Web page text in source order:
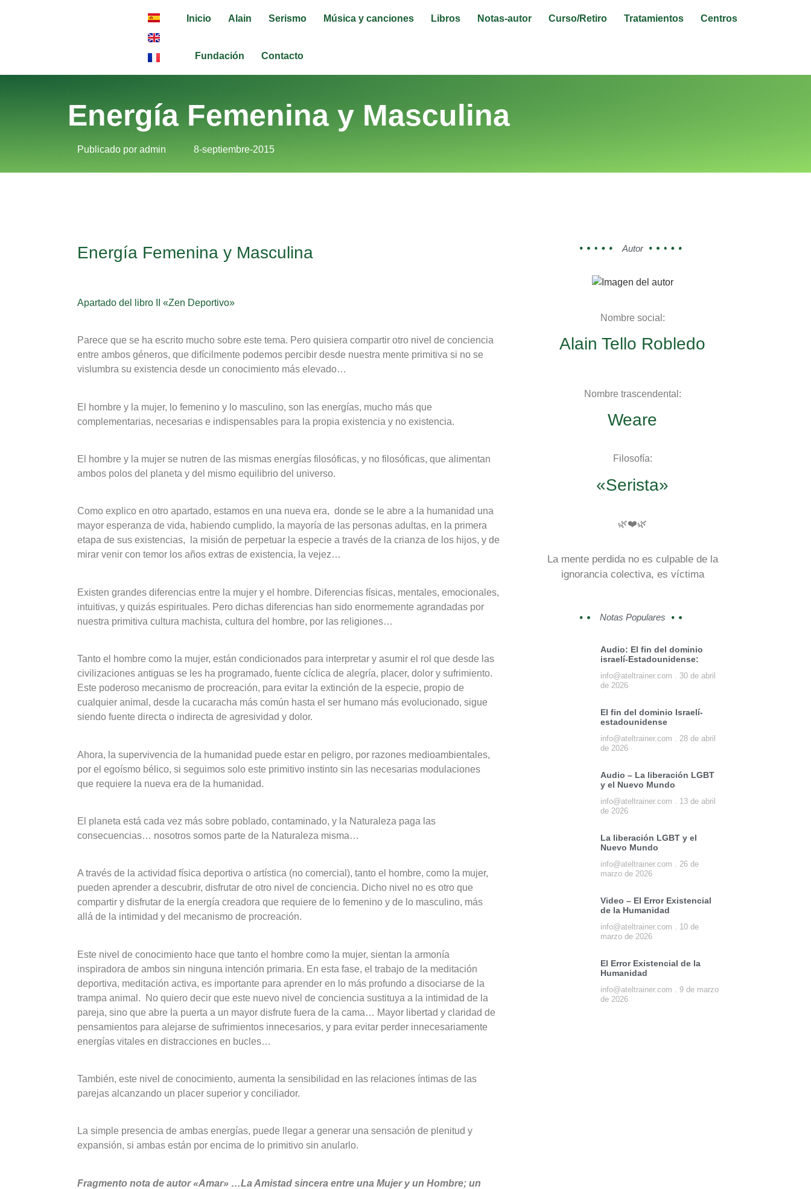
Inicio Alain Serismo Música y canciones Libros Notas-autor Curso/Retiro Tratamientos Centros
Fundación Contacto
Energía Femenina y Masculina
Publicado por admin 8-septiembre-2015
Energía Femenina y Masculina
Apartado del libro II «Zen Deportivo»
Parece que se ha escrito mucho sobre este tema. Pero quisiera compartir otro nivel de conciencia
entre ambos géneros, que difícilmente podemos percibir desde nuestra mente primitiva si no se
vislumbra su existencia desde un conocimiento más elevado…
El hombre y la mujer, lo femenino y lo masculino, son las energías, mucho más que
complementarias, necesarias e indispensables para la propia existencia y no existencia.
El hombre y la mujer se nutren de las mismas energías filosóficas, y no filosóficas, que alimentan
ambos polos del planeta y del mismo equilibrio del universo.
Como explico en otro apartado, estamos en una nueva era, donde se le abre a la humanidad una
mayor esperanza de vida, habiendo cumplido, la mayoría de las personas adultas, en la primera
etapa de sus existencias, la misión de perpetuar la especie a través de la crianza de los hijos, y de
mirar venir con temor los años extras de existencia, la vejez…
Existen grandes diferencias entre la mujer y el hombre. Diferencias físicas, mentales, emocionales,
intuitivas, y quizás espirituales. Pero dichas diferencias han sido enormemente agrandadas por
nuestra primitiva cultura machista, cultura del hombre, por las religiones…
Tanto el hombre como la mujer, están condicionados para interpretar y asumir el rol que desde las
civilizaciones antiguas se les ha programado, fuente cíclica de alegría, placer, dolor y sufrimiento.
Este poderoso mecanismo de procreación, para evitar la extinción de la especie, propio de
cualquier animal, desde la cucaracha más común hasta el ser humano más evolucionado, sigue
siendo fuente directa o indirecta de agresividad y dolor.
Ahora, la supervivencia de la humanidad puede estar en peligro, por razones medioambientales,
por el egoísmo bélico, si seguimos solo este primitivo instinto sin las necesarias modulaciones
que requiere la nueva era de la humanidad.
El planeta está cada vez más sobre poblado, contaminado, y la Naturaleza paga las
consecuencias… nosotros somos parte de la Naturaleza misma…
A través de la actividad física deportiva o artística (no comercial), tanto el hombre, como la mujer,
pueden aprender a descubrir, disfrutar de otro nivel de conciencia. Dicho nivel no es otro que
compartir y disfrutar de la energía creadora que requiere de lo femenino y de lo masculino, más
allá de la intimidad y del mecanismo de procreación.
Este nivel de conocimiento hace que tanto el hombre como la mujer, sientan la armonía
inspiradora de ambos sin ninguna intención primaria. En esta fase, el trabajo de la meditación
deportiva, meditación activa, es importante para aprender en lo más profundo a disociarse de la
trampa animal. No quiero decir que este nuevo nivel de conciencia sustituya a la intimidad de la
pareja, sino que abre la puerta a un mayor disfrute fuera de la cama… Mayor libertad y claridad de
pensamientos para alejarse de sufrimientos innecesarios, y para evitar perder innecesariamente
energías vitales en distracciones en bucles…
También, este nivel de conocimiento, aumenta la sensibilidad en las relaciones íntimas de las
parejas alcanzando un placer superior y conciliador.
La simple presencia de ambas energías, puede llegar a generar una sensación de plenitud y
expansión, si ambas están por encima de lo primitivo sin anularlo.
Fragmento nota de autor «Amar» …La Amistad sincera entre una Mujer y un Hombre; un
Autor
Nombre social:
Alain Tello Robledo
Nombre trascendental:
Weare
Filosofía:
«Serista»
🌿❤️🌿
La mente perdida no es culpable de la
ignorancia colectiva, es víctima
Notas Populares
Audio: El fin del dominio
israelí-Estadounidense:
info@ateltrainer.com
30 de abril
de 2026
El fin del dominio Israelí-
estadounidense
info@ateltrainer.com
28 de abril
de 2026
Audio – La liberación LGBT
y el Nuevo Mundo
info@ateltrainer.com
13 de abril
de 2026
La liberación LGBT y el
Nuevo Mundo
info@ateltrainer.com
26 de
marzo de 2026
Video – El Error Existencial
de la Humanidad
info@ateltrainer.com
10 de
marzo de 2026
El Error Existencial de la
Humanidad
info@ateltrainer.com
9 de marzo
de 2026